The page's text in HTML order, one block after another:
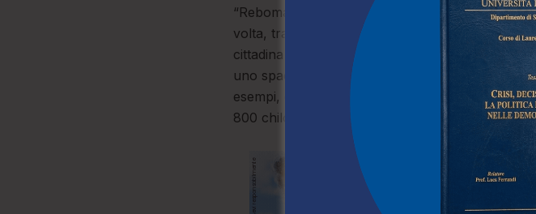
“Rebomar Calabria”) ed è condensata in un
volta, trae la sua principale fonte d’ispirazione
cittadina costiera di Pizzo Calabro, che, a
uno spaccato di primaria importanza nella
esempi, citati anche nella relazione illustrativa
800 chilometri di costa calabrese cui la norma